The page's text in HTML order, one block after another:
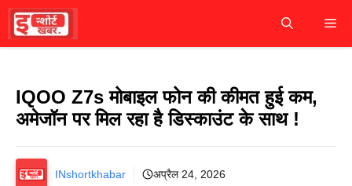
Skip
content
IQOO Z7s मोबाइल फोन की कीमत हुई कम,
अमेजॉन पर मिल रहा है डिस्काउंट के साथ ‌!
INshortkhabar अप्रैल 24, 2026